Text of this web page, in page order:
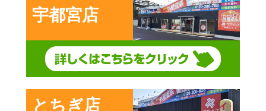
宇都宮店
とちぎ店